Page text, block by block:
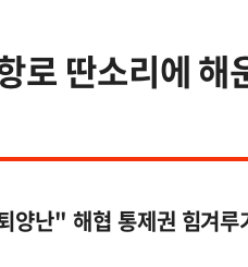
딴소리에 해
양난" 해협 통제권 힘겨